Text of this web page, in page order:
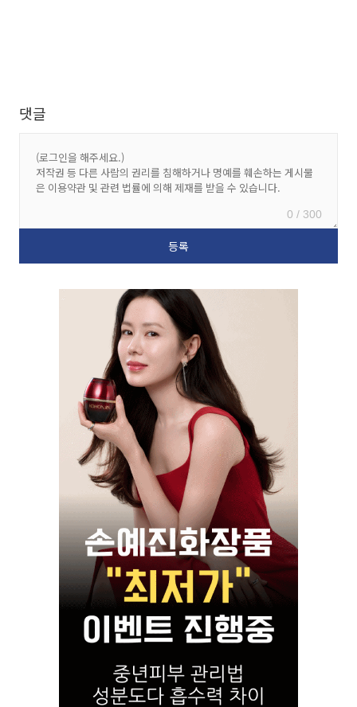
댓글
0 / 300